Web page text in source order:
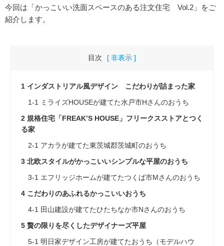
今回は「かっこいい洗面スペースのある注文住宅 Vol.2」をご
紹介します。
目次 [ 非表示 ]
1 インダストリアル風デザイン こだわりが詰まった家
1-1
ミライズHOUSEが建てた水戸市Hさんのおうち
2 規格住宅「FREAK’S HOUSE」フリークスストアとつく
る家
2-1 アカラが建てた東茨城郡茨城町のおうち
3 北欧スタイルがかっこいいシンプルな平屋のおうち
3-1 エフリッジホームが建てたつくば市Mさんのおうち
4 こだわりのあふれるかっこいいおうち
4-1 田山建設が建てたひたちなか市Nさんのおうち
5 贅の限りを尽くしたデザイナーズ平屋
5-1 明日家デザイン工房が建てたおうち（モデルハウ